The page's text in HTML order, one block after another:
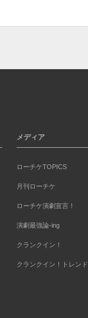
メディア
ローチケTOPICS
月刊ローチケ
ローチケ演劇宣言！
演劇最強論-ing
クランクイン！
クランクイン！トレンド